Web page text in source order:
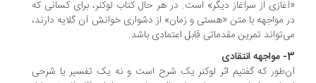
از سرآغاز دیگر» است. در هر حال کتاب لوکنر، برای کسانی که
مواجهه با متن «هستی و زمان» از دشواری خوانش آن گلایه دارند،
تمرین مقدماتی قابل اعتمادی باشد.
که گفتیم اثر لوکنر یک شرح است و نه یک تفسیر یا شرحی